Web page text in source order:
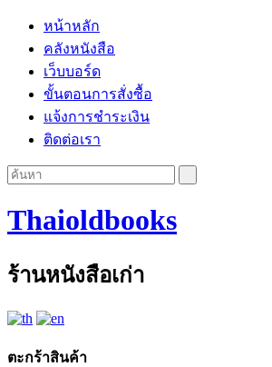
หน้าหลัก
คลังหนังสือ
เว็บบอร์ด
ขั้นตอนการสั่งซื้อ
แจ้งการชำระเงิน
ติดต่อเรา
Thaioldbooks
ร้านหนังสือเก่า
ตะกร้าสินค้า